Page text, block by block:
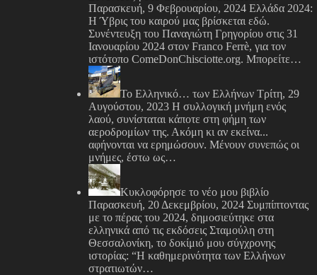
Παρασκευή, 9 Φεβρουαρίου, 2024 Ελλάδα 2024:
Η Ύβρις του καιρού μας βρίσκεται εδώ.
Συνέντευξη του Παναγιώτη Γρηγορίου στις 31
Ιανουαρίου 2024 στον Franco Ferrè, για τον
ιστότοπο ComeDonChisciotte.org. Μπορείτε…
Το Ελληνικό… των Ελλήνων Τρίτη, 29
Αυγούστου, 2023 Η συλλογική μνήμη ενός
λαού, συνίσταται κάποτε στη φήμη των
αεροδρομίων της. Ακόμη κι αν εκείνα...
αφήνονται να ερημώσουν. Μένουν συνεπώς οι
μνήμες, έστω ως…
Κυκλοφόρησε το νέο μου βιβλίο
Παρασκευή, 20 Δεκεμβρίου, 2024 Συμπίπτοντας
με το πέρας του 2024, δημοσιεύτηκε στα
ελληνικά από τις εκδόσεις Σταμούλη στη
Θεσσαλονίκη, το δοκίμιό μου σύγχρονης
ιστορίας: “Η καθημερινότητα των Ελλήνων
στρατιωτών…